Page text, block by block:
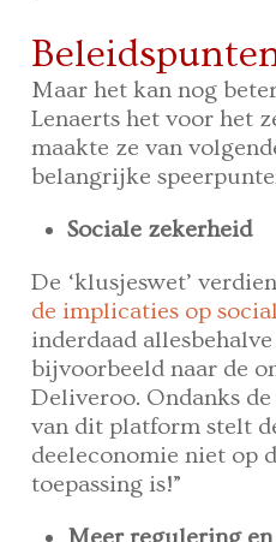
Maar het kan nog
Lenaerts het voor het
maakte ze van
belangrijke
Sociale zekerheid
De ‘klusjeswet’
de implicaties op
inderdaad
bijvoorbeeld naar de
Deliveroo. Ondanks
van dit platform stelt
deeleconomie niet op
toepassing is!”